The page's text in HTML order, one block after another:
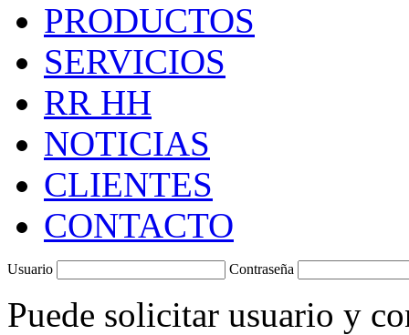
PRODUCTOS
SERVICIOS
RR HH
NOTICIAS
CLIENTES
CONTACTO
Usuario Contraseña
Puede solicitar usuario y